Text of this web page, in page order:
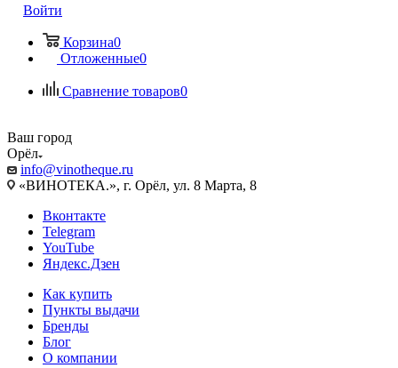
Войти
Корзина0
Отложенные0
Сравнение товаров0
Ваш город
Орёл
info@vinotheque.ru
«ВИНОТЕКА.», г. Орёл, ул. 8 Марта, 8
Вконтакте
Telegram
YouTube
Яндекс.Дзен
Как купить
Пункты выдачи
Бренды
Блог
О компании